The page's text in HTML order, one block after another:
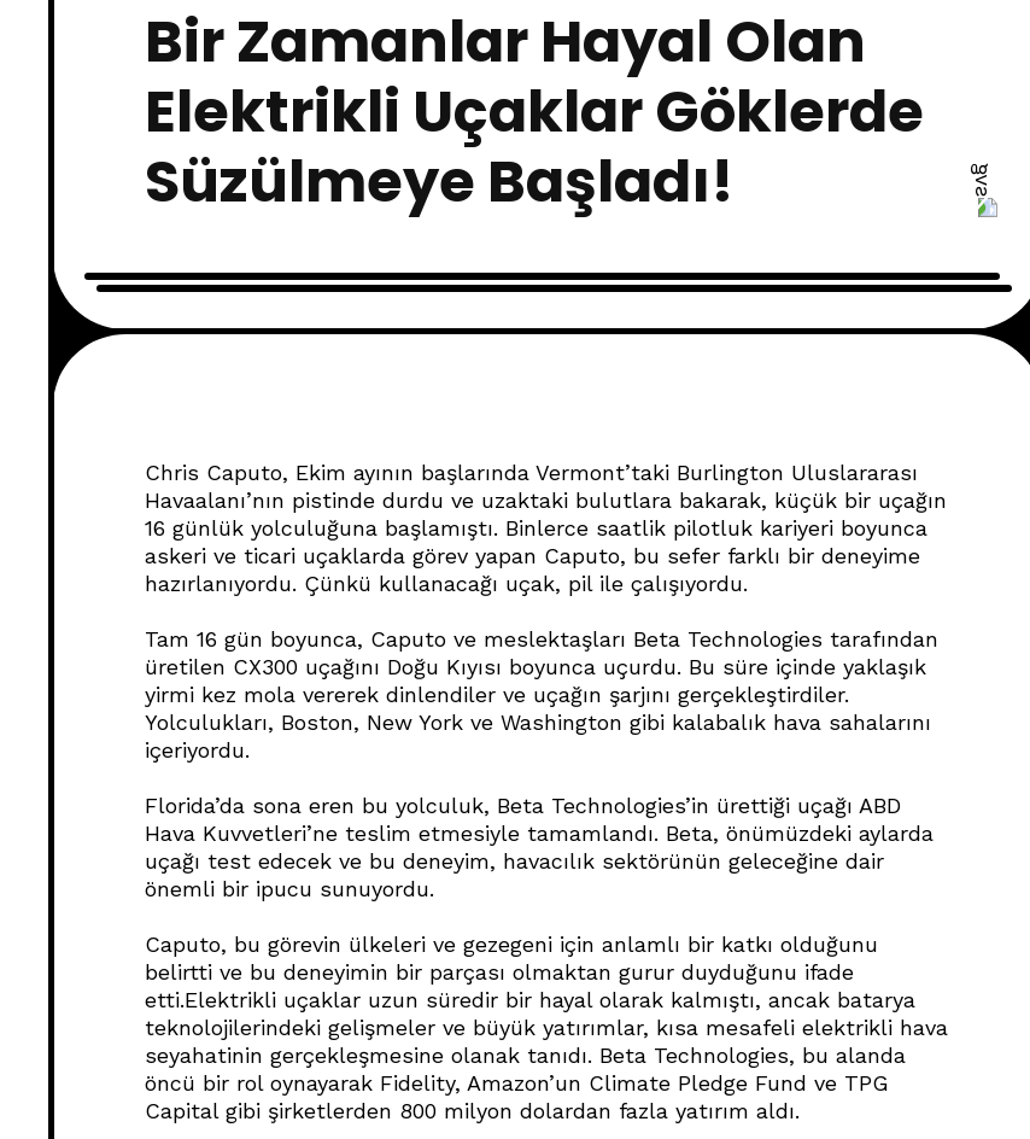
Bir Zamanlar Hayal Olan
Elektrikli Uçaklar Göklerde
Süzülmeye Başladı!
Chris Caputo, Ekim ayının başlarında Vermont’taki Burlington Uluslararası
Havaalanı’nın pistinde durdu ve uzaktaki bulutlara bakarak, küçük bir uçağın
16 günlük yolculuğuna başlamıştı. Binlerce saatlik pilotluk kariyeri boyunca
askeri ve ticari uçaklarda görev yapan Caputo, bu sefer farklı bir deneyime
hazırlanıyordu. Çünkü kullanacağı uçak, pil ile çalışıyordu.
Tam 16 gün boyunca, Caputo ve meslektaşları Beta Technologies tarafından
üretilen CX300 uçağını Doğu Kıyısı boyunca uçurdu. Bu süre içinde yaklaşık
yirmi kez mola vererek dinlendiler ve uçağın şarjını gerçekleştirdiler.
Yolculukları, Boston, New York ve Washington gibi kalabalık hava sahalarını
içeriyordu.
Florida’da sona eren bu yolculuk, Beta Technologies’in ürettiği uçağı ABD
Hava Kuvvetleri’ne teslim etmesiyle tamamlandı. Beta, önümüzdeki aylarda
uçağı test edecek ve bu deneyim, havacılık sektörünün geleceğine dair
önemli bir ipucu sunuyordu.
Caputo, bu görevin ülkeleri ve gezegeni için anlamlı bir katkı olduğunu
belirtti ve bu deneyimin bir parçası olmaktan gurur duyduğunu ifade
etti.Elektrikli uçaklar uzun süredir bir hayal olarak kalmıştı, ancak batarya
teknolojilerindeki gelişmeler ve büyük yatırımlar, kısa mesafeli elektrikli hava
seyahatinin gerçekleşmesine olanak tanıdı. Beta Technologies, bu alanda
öncü bir rol oynayarak Fidelity, Amazon’un Climate Pledge Fund ve TPG
Capital gibi şirketlerden 800 milyon dolardan fazla yatırım aldı.